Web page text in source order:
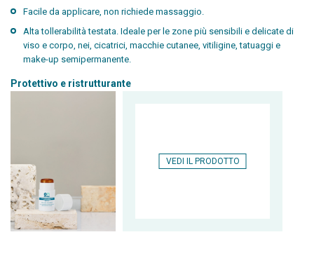
Facile da applicare, non richiede massaggio.
Alta tollerabilità testata. Ideale per le zone più sensibili e delicate di
viso e corpo, nei, cicatrici, macchie cutanee, vitiligine, tatuaggi e
make-up semipermanente.
Protettivo e ristrutturante
VEDI IL PRODOTTO